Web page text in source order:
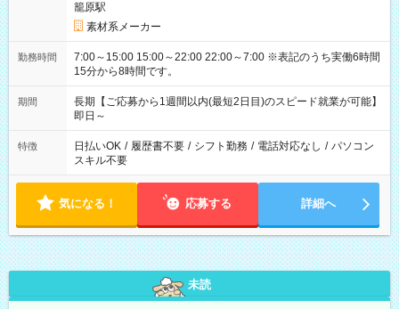
籠原駅
素材系メーカー
勤務時間
7:00～15:00 15:00～22:00 22:00～7:00 ※表記のうち実働6時間
15分から8時間です。
期間
長期【ご応募から1週間以内(最短2日目)のスピード就業が可能】
即日～
特徴 日払いOK / 履歴書不要 / シフト勤務 / 電話対応なし / パソコン
スキル不要
気になる！ 応募する 詳細へ
未読